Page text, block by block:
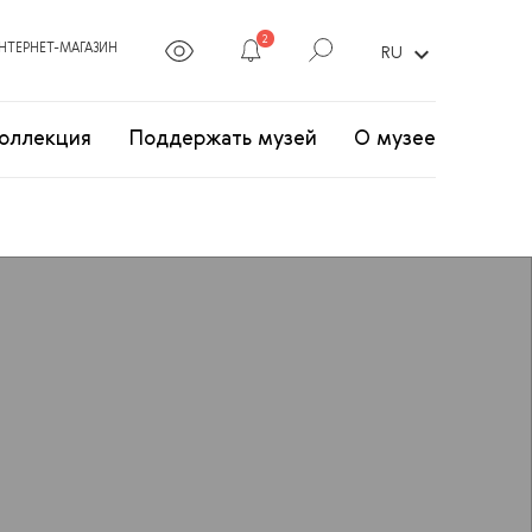
МАГАЗИН
2
RU expand_more
Поддержать музей О музее